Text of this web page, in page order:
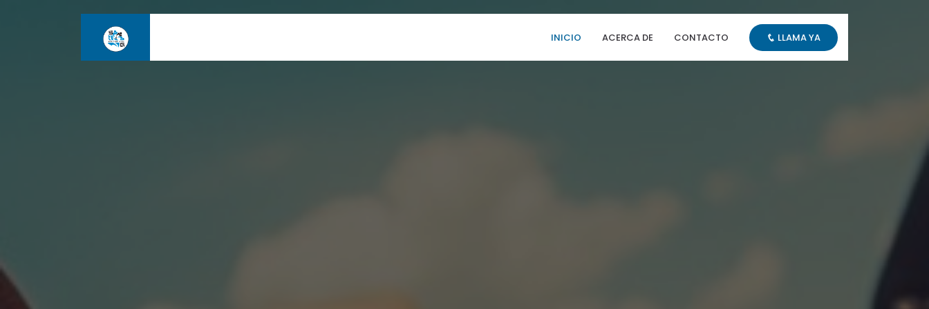
INICIO ACERCA DE CONTACTO LLAMA YA